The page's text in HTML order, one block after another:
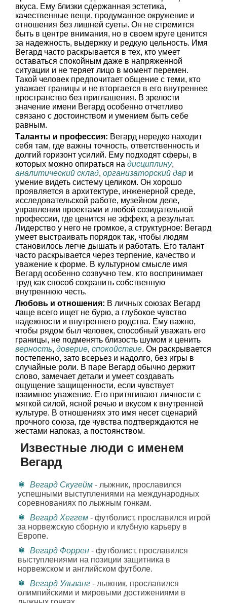
вкуса. Ему близки сдержанная эстетика,
качественные вещи, продуманное окружение и
отношения без лишней суеты. Он не стремится
быть в центре внимания, но в своем круге ценится
за надежность, выдержку и редкую цельность. Имя
Вегард часто раскрывается в тех, кто умеет
оставаться спокойным даже в напряженной
ситуации и не теряет лицо в момент перемен.
Такой человек предпочитает общение с теми, кто
уважает границы и не вторгается в его внутреннее
пространство без приглашения. В зрелости
значение имени Вегард особенно отчетливо
связано с достоинством и умением быть себе
равным.
Таланты и профессия: Вегард нередко находит
себя там, где важны точность, ответственность и
долгий горизонт усилий. Ему подходят сферы, в
которых можно опираться на дисциплину,
аналитический склад, организаторский дар и
умение видеть систему целиком. Он хорошо
проявляется в архитектуре, инженерной среде,
исследовательской работе, музейном деле,
управлении проектами и любой созидательной
профессии, где ценится не эффект, а результат.
Лидерство у него не громкое, а структурное: Вегард
умеет выстраивать порядок так, чтобы людям
становилось легче дышать и работать. Его талант
часто раскрывается через терпение, качество и
уважение к форме. В культурном смысле имя
Вегард особенно созвучно тем, кто воспринимает
труд как способ сохранить собственную
внутреннюю честь.
Любовь и отношения: В личных союзах Вегард
чаще всего ищет не бурю, а глубокое чувство
надежности и внутреннего родства. Ему важно,
чтобы рядом был человек, способный уважать его
границы, не подменять близость шумом и ценить
верность, доверие, спокойствие. Он раскрывается
постепенно, зато всерьез и надолго, без игры в
случайные роли. В паре Вегард обычно держит
слово, замечает детали и умеет создавать
ощущение защищенности, если чувствует
взаимное уважение. Его притягивают личности с
мягкой силой, ясной речью и вкусом к внутренней
культуре. В отношениях это имя несет сценарий
прочного союза, где чувства подтверждаются не
жестами напоказ, а постоянством.
Известные люди с именем
Вегард
Вегард Скугейм - лыжник, прославился
успешными выступлениями на международных
соревнованиях по лыжным гонкам.
Вегард Хеггем - футболист, прославился игрой
за норвежскую сборную и клубную карьеру в
Европе.
Вегард Форрен - футболист, прославился
выступлениями на позиции защитника в
норвежском и английском футболе.
Вегард Ульванг - лыжник, прославился
олимпийскими и мировыми достижениями в